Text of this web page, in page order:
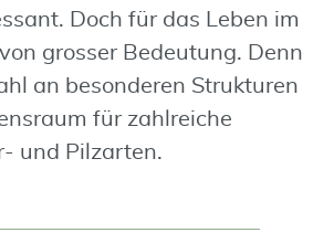
Doch für das Leben im
grosser Bedeutung. Denn
an besonderen Strukturen
für zahlreiche
und Pilzarten.